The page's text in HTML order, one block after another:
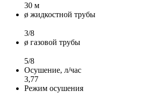
30 м
ø жидкостной трубы
3/8
ø газовой трубы
5/8
Осушение, л/час
3,77
Режим осушения